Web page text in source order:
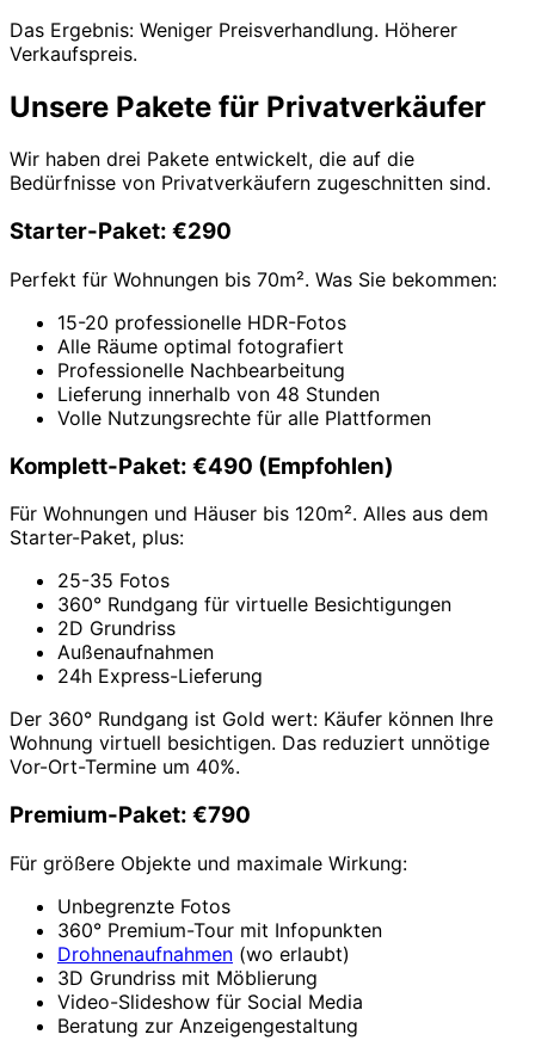
Das Ergebnis: Weniger Preisverhandlung. Höherer
Verkaufspreis.
Unsere Pakete für Privatverkäufer
Wir haben drei Pakete entwickelt, die auf die
Bedürfnisse von Privatverkäufern zugeschnitten sind.
Starter-Paket: €290
Perfekt für Wohnungen bis 70m². Was Sie bekommen:
15-20 professionelle HDR-Fotos
Alle Räume optimal fotografiert
Professionelle Nachbearbeitung
Lieferung innerhalb von 48 Stunden
Volle Nutzungsrechte für alle Plattformen
Komplett-Paket: €490 (Empfohlen)
Für Wohnungen und Häuser bis 120m². Alles aus dem
Starter-Paket, plus:
25-35 Fotos
360° Rundgang für virtuelle Besichtigungen
2D Grundriss
Außenaufnahmen
24h Express-Lieferung
Der 360° Rundgang ist Gold wert: Käufer können Ihre
Wohnung virtuell besichtigen. Das reduziert unnötige
Vor-Ort-Termine um 40%.
Premium-Paket: €790
Für größere Objekte und maximale Wirkung:
Unbegrenzte Fotos
360° Premium-Tour mit Infopunkten
Drohnenaufnahmen (wo erlaubt)
3D Grundriss mit Möblierung
Video-Slideshow für Social Media
Beratung zur Anzeigengestaltung